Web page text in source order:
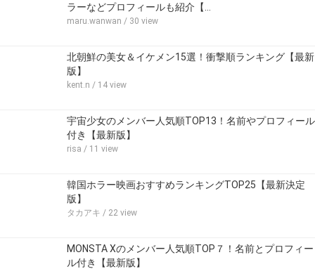
ラーなどプロフィールも紹介【…
maru.wanwan / 30 view
北朝鮮の美女＆イケメン15選！衝撃順ランキング【最新
版】
kent.n / 14 view
宇宙少女のメンバー人気順TOP13！名前やプロフィール
付き【最新版】
risa / 11 view
韓国ホラー映画おすすめランキングTOP25【最新決定
版】
タカアキ / 22 view
MONSTA Xのメンバー人気順TOP７！名前とプロフィー
ル付き【最新版】